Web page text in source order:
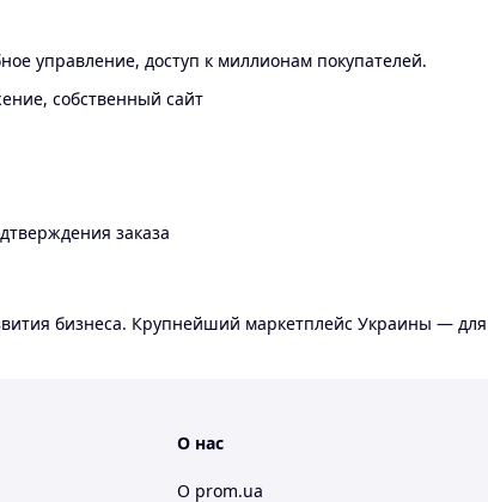
управление, доступ к миллионам покупателей.
собственный сайт
заказа
бизнеса. Крупнейший маркетплейс Украины —
О нас
О prom.ua